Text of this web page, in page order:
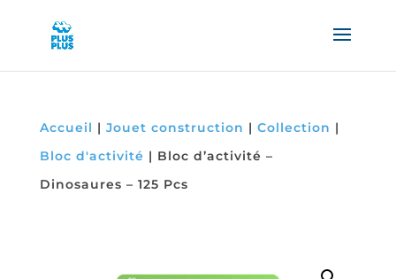
Accueil | Jouet construction | Collection |
Bloc d'activité | Bloc d’activité –
Dinosaures – 125 Pcs